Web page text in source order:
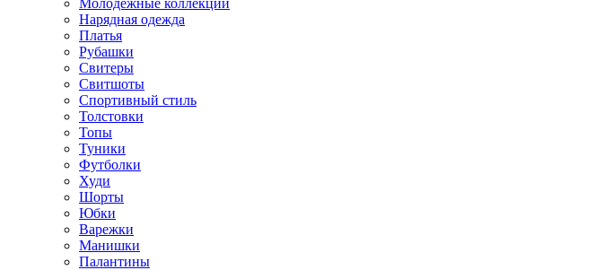
Нарядная одежда
Платья
Рубашки
Свитеры
Свитшоты
Спортивный стиль
Толстовки
Топы
Туники
Футболки
Худи
Шорты
Юбки
Варежки
Манишки
Палантины